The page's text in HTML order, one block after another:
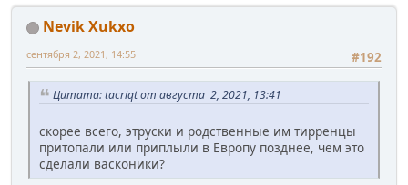
Nevik Xukxo
#192
сентября 2, 2021, 14:55
Цитата: ta‍criqt от августа 2, 2021, 13:41
скорее всего, этруски и родственные им тирренцы
притопали или приплыли в Европу позднее, чем это
сделали васконики?